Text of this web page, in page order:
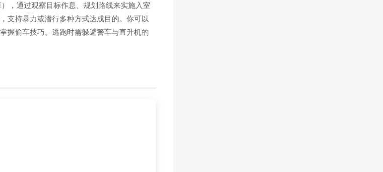
，通过观察目标作息、规划路线来实施入室
支持暴力或潜行多种方式达成目的。你可以
握偷车技巧。逃跑时需躲避警车与直升机的